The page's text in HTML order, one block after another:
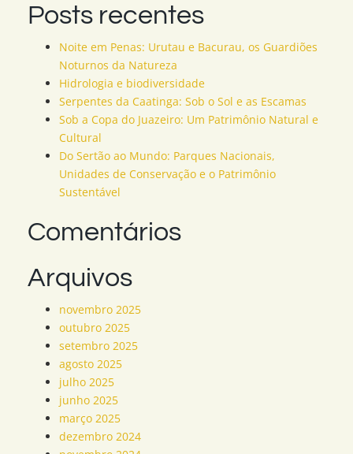
Posts recentes
Noite em Penas: Urutau e Bacurau, os Guardiões
Noturnos da Natureza
Hidrologia e biodiversidade
Serpentes da Caatinga: Sob o Sol e as Escamas
Sob a Copa do Juazeiro: Um Patrimônio Natural e
Cultural
Do Sertão ao Mundo: Parques Nacionais,
Unidades de Conservação e o Patrimônio
Sustentável
Comentários
Arquivos
novembro 2025
outubro 2025
setembro 2025
agosto 2025
julho 2025
junho 2025
março 2025
dezembro 2024